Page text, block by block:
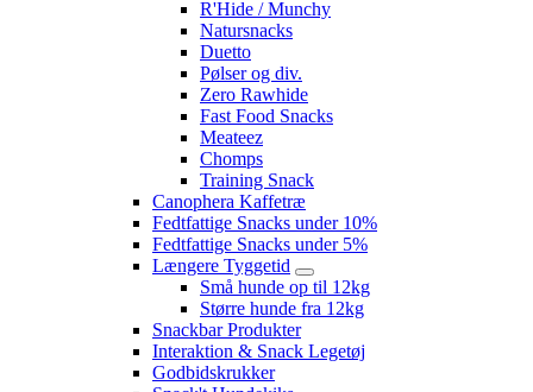
R'Hide / Munchy
Natursnacks
Duetto
Pølser og div.
Zero Rawhide
Fast Food Snacks
Meateez
Chomps
Training Snack
Canophera Kaffetræ
Fedtfattige Snacks under 10%
Fedtfattige Snacks under 5%
Længere Tyggetid
Små hunde op til 12kg
Større hunde fra 12kg
Snackbar Produkter
Interaktion & Snack Legetøj
Godbidskrukker